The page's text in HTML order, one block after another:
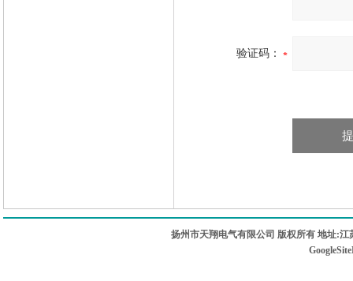
验证码：
扬州市天翔电气有限公司 版权所有 地址: